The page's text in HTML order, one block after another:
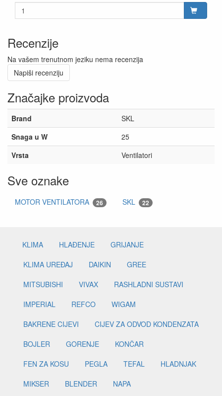
Recenzije
Na vašem trenutnom jeziku nema recenzija
Napiši recenziju
Značajke proizvoda
Brand
SKL
Snaga u W
25
Vrsta
Ventilatori
Sve oznake
MOTOR VENTILATORA 26 SKL 22
KLIMA HLAĐENJE
GRIJANJE
KLIMA UREĐAJ
DAIKIN
GREE
MITSUBISHI
VIVAX
RASHLADNI SUSTAVI
IMPERIAL
REFCO
WIGAM
BAKRENE CIJEVI
CIJEV ZA ODVOD KONDENZATA
BOJLER
GORENJE
KONČAR
FEN ZA KOSU
PEGLA TEFAL
HLADNJAK
MIKSER
BLENDER
NAPA